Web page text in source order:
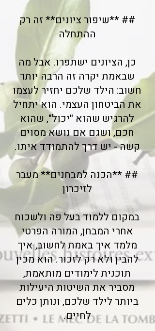
## **שיפור ציונים** זה רק
ההתחלה
כן, הציונים ישתפרו. אבל מה
שבאמת יקרה זה הרבה יותר
חשוב: הילד שלכם יחזיר לעצמו
את הביטחון העצמי. הוא יתחיל
להרגיש שהוא "יכול", שהוא
חכם, ושגם אם נושא מסוים
קשה - יש דרך להתמודד איתו.
## **הכנה למבחנים** מעבר
לזיכרון
במקום ללמוד בעל פה ולשכוח
אחרי המבחן, המורה הפרטי
מלמד איך באמת לחשוב, איך
להבין ולא רק לזכור. הוא מכין
תוכנית לימודים מותאמת,
מסביר את השיטות היעילות
ביותר לילד שלכם, ונותן כלים
לחיים.